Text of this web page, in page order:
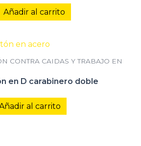
Añadir al carrito
CONTRA CAIDAS Y TRABAJO EN
en D carabinero doble
al carrito